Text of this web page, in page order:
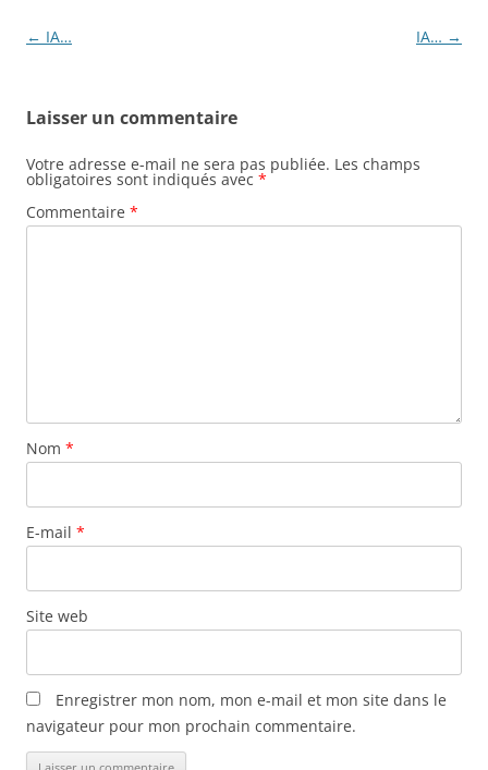
Navigation
← IA… IA… →
Laisser un commentaire
Votre adresse e-mail ne sera pas publiée. Les champs
obligatoires sont indiqués avec *
Commentaire *
Nom *
E-mail *
Site web
Enregistrer mon nom, mon e-mail et mon site dans le
navigateur pour mon prochain commentaire.